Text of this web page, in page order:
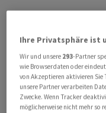
Ihre Privatsphäre ist
Wir und unsere 293-Partner
wie Browserdaten oder
von Akzeptieren aktivieren Sie
unsere Partner verarbeiten
Zwecke. Wenn Tracker
möglicherweise nicht mehr so